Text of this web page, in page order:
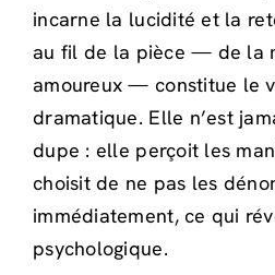
incarne la lucidité et la
au fil de la pièce — de la
amoureux — constitue le
dramatique. Elle n’est
dupe : elle perçoit les
choisit de ne pas les
immédiatement, ce qui
psychologique.